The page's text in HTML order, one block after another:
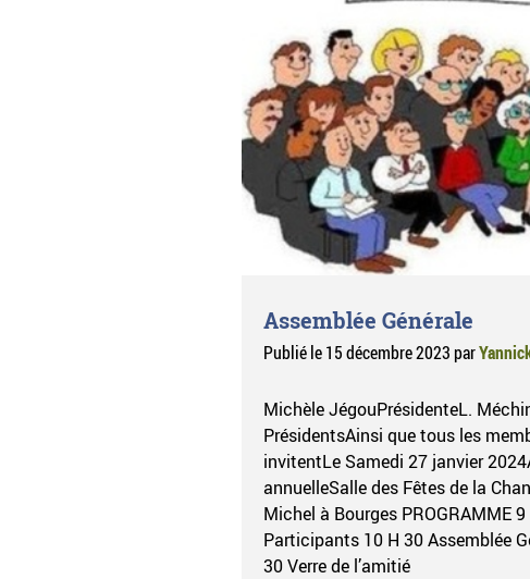
Assemblée Générale
Publié le15 décembre 2023 par
Michèle JégouPrésidenteL.
PrésidentsAinsi que tous les
invitentLe Samedi 27 janvier
annuelleSalle des Fêtes de la
Michel à Bourges PROGRAMME
Participants 10 H 30 Assemblée
30 Verre de l’amitié